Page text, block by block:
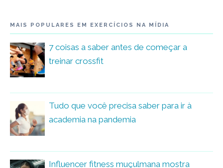
MAIS POPULARES EM EXERCÍCIOS NA MÍDIA
7 coisas a saber antes de começar a
treinar crossfit
Tudo que você precisa saber para ir à
academia na pandemia
Influencer fitness muçulmana mostra